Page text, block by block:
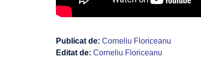
Publicat de: Corneliu Floriceanu
Editat de: Corneliu Floriceanu